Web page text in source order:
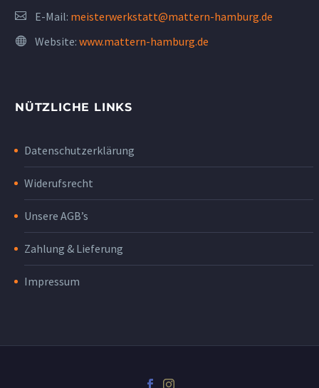
E-Mail: meisterwerkstatt@mattern-hamburg.de
Website: www.mattern-hamburg.de
NÜTZLICHE LINKS
Datenschutzerklärung
Widerufsrecht
Unsere AGB’s
Zahlung & Lieferung
Impressum